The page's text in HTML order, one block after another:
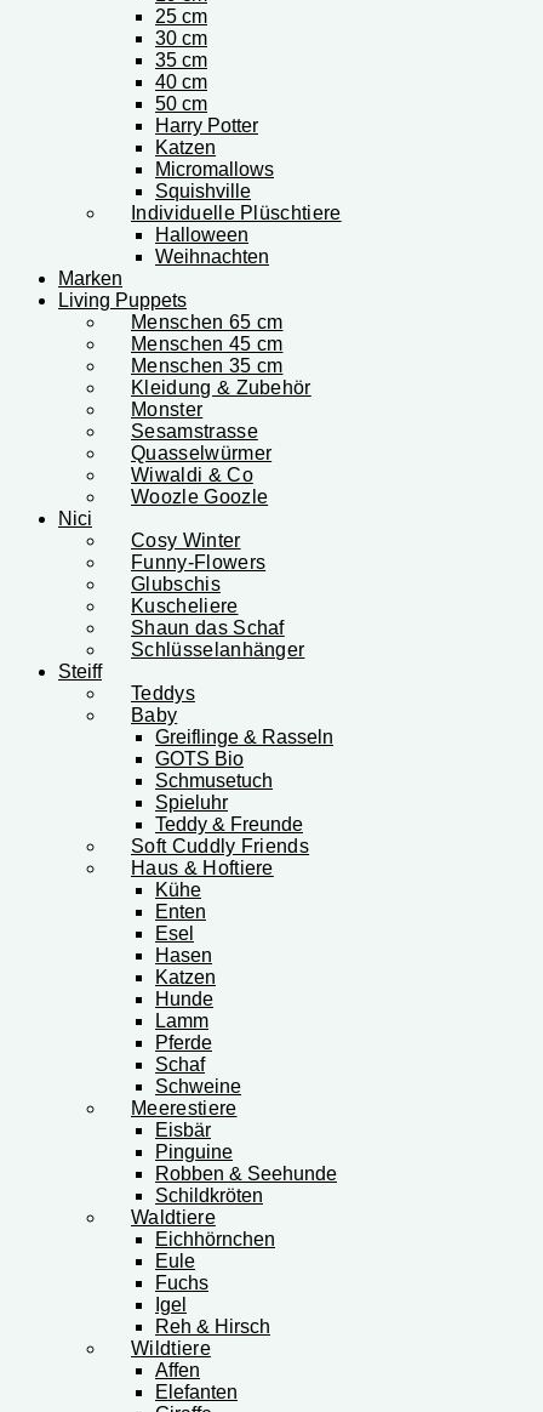
25 cm
30 cm
35 cm
40 cm
50 cm
Harry Potter
Katzen
Micromallows
Squishville
Individuelle Plüschtiere
Halloween
Weihnachten
Marken
Living Puppets
Menschen 65 cm
Menschen 45 cm
Menschen 35 cm
Kleidung & Zubehör
Monster
Sesamstrasse
Quasselwürmer
Wiwaldi & Co
Woozle Goozle
Nici
Cosy Winter
Funny-Flowers
Glubschis
Kuscheliere
Shaun das Schaf
Schlüsselanhänger
Steiff
Teddys
Baby
Greiflinge & Rasseln
GOTS Bio
Schmusetuch
Spieluhr
Teddy & Freunde
Soft Cuddly Friends
Haus & Hoftiere
Kühe
Enten
Esel
Hasen
Katzen
Hunde
Lamm
Pferde
Schaf
Schweine
Meerestiere
Eisbär
Pinguine
Robben & Seehunde
Schildkröten
Waldtiere
Eichhörnchen
Eule
Fuchs
Igel
Reh & Hirsch
Wildtiere
Affen
Elefanten